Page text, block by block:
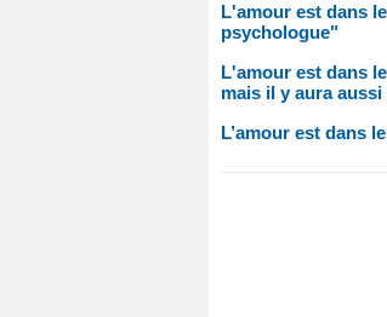
L'amour est dans
psychologue"
L'amour est dans
mais il y aura
L’amour est dans